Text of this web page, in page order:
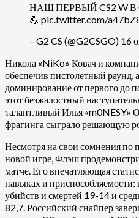
НАШ ПЕРВЫЙ CS2 W
💪 pic.twitter.com/
– G2 CS (@G2CSGO) 16
Никола «⁠NiKo⁠» Ковач и
обеспечив пистолетный раунд,
доминирование от первого до
этот безжалостный
талантливый Илья «⁠m0NESY⁠»
фрагинга сыграло решающую
Несмотря на свои сомнения по
новой игре, Флэш
матче. Его впечатляющая
навыках и
убийств и смертей 19-14 и
82,7. Российский снайпер